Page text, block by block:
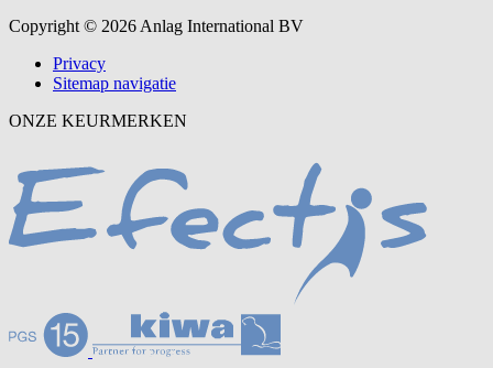
Copyright © 2026 Anlag International BV
Privacy
Sitemap navigatie
ONZE KEURMERKEN